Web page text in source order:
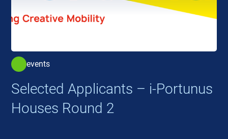
events
Selected Applicants – i-Portunus
Houses Round 2